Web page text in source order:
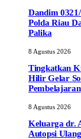
Dandim
Polda Riau
Palika
8 Agustus 2026
Tingkatkan
Hilir Gelar
Pembelajaran
8 Agustus 2026
Keluarga dr.
Autopsi